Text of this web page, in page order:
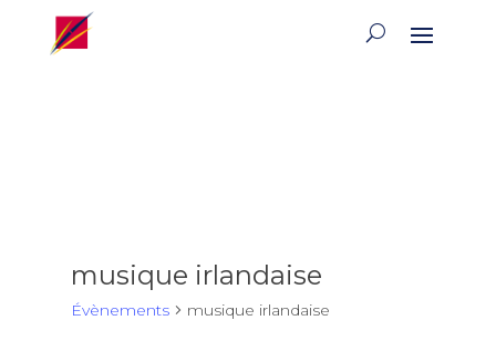
musique irlandaise
Évènements musique irlandaise